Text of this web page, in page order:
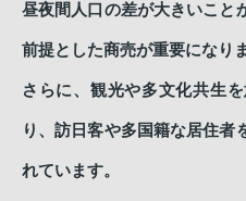
昼夜間人口の差が大きいこと
前提とした商売が重要になりま
さらに、観光や多文化共生
り、訪日客や多国籍な居住者
れています。